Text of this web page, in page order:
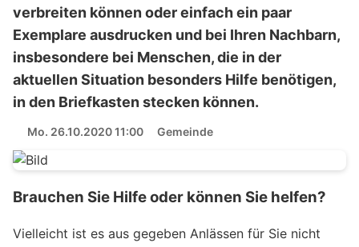
verbreiten können oder einfach ein paar
Exemplare ausdrucken und bei Ihren Nachbarn,
insbesondere bei Menschen, die in der
aktuellen Situation besonders Hilfe benötigen,
in den Briefkasten stecken können.
Mo. 26.10.2020 11:00 Gemeinde
Brauchen Sie Hilfe oder können Sie helfen?
Vielleicht ist es aus gegeben Anlässen für Sie nicht